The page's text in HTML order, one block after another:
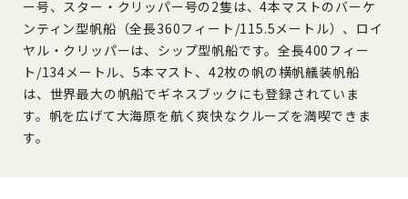
ー号、スター・クリッパー号の2隻は、4本マストのバーケ
ンティン型帆船（全長360フィート/115.5メートル）、ロイ
ヤル・クリッパーは、シップ型帆船です。全長400フィー
ト/134メートル、5本マスト、42枚の帆の横帆艤装帆船
は、世界最大の帆船でギネスブックにも登録されていま
す。帆を広げて大海原を航く爽快なクルーズを満喫できま
す。